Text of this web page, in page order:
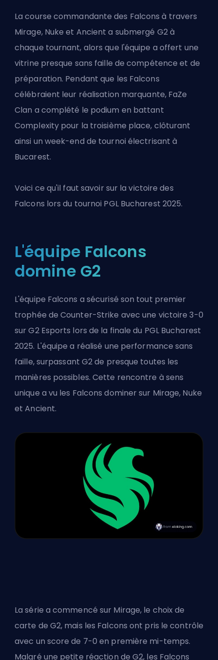
La course commandante des Falcons à travers
Mirage, Nuke et Ancient a submergé G2 à
chaque tournant, alors que l'équipe a offert une
vitrine presque sans faille de compétence et de
préparation. Pendant que les Falcons
célébraient leur réalisation marquante, FaZe
Clan a complété le podium en battant
Complexity pour la troisième place, clôturant
ainsi un week-end de tournoi électrisant à
Bucarest.
Voici ce qu'il faut savoir sur la victoire des
Falcons lors du tournoi PGL Bucharest 2025.
L'équipe Falcons
domine G2
L'équipe Falcons a sécurisé son tout premier
trophée de Counter-Strike avec une victoire 3-0
sur G2 Esports lors de la finale du PGL Bucharest
2025. L'équipe a réalisé une performance sans
faille, surpassant G2 de presque toutes les
manières possibles. Cette rencontre à sens
unique a vu les Falcons dominer sur Mirage, Nuke
et Ancient.
La série a commencé sur Mirage, le choix de
carte de G2, mais les Falcons ont pris le contrôle
avec un score de 7-0 en première mi-temps.
Malgré une petite réaction de G2, les Falcons